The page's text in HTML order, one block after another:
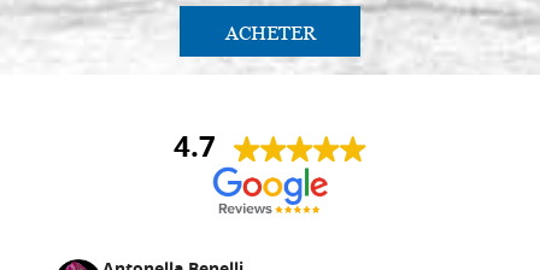
ACHETER
4.7